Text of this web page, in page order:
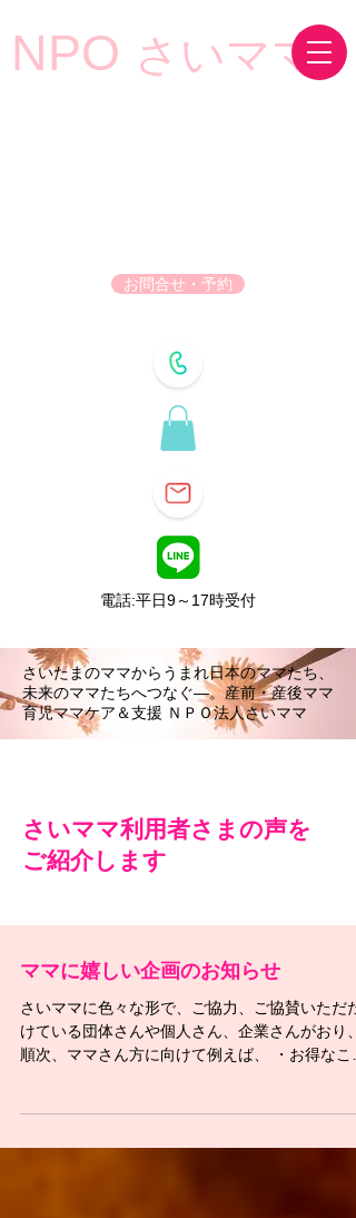
NPO さいママ
お問合せ・予約
電話:平日9～17時受付
さいたまのママからうまれ日本のママたち、
未来のママたちへつなぐ―。産前・産後ママ
育児ママケア＆支援 ＮＰＯ法人さいママ
さいママ利用者さまの声を
ご紹介します
ママに嬉しい企画のお知らせ
さいママに色々な形で、ご協力、ご協賛いただだ
けている団体さんや個人さん、企業さんがおり、
順次、ママさん方に向けて例えば、 ・お得なこ
で...